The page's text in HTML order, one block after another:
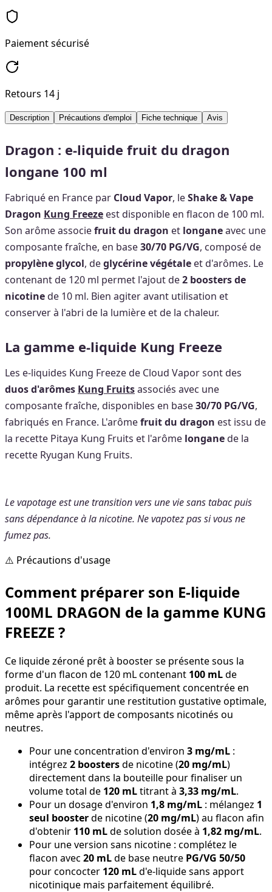
Paiement sécurisé
Retours 14 j
Description Précautions d'emploi Fiche technique Avis
Dragon : e-liquide fruit du dragon
longane 100 ml
Fabriqué en France par Cloud Vapor, leShake & Vape
Dragon Kung Freeze est disponible en flacon de 100 ml.
Son arôme associefruit du dragon et longaneavec une
composante fraîche, en base30/70 PG/VG, composé de
propylène glycol, deglycérine végétale et d'arômes. Le
contenant de 120 ml permet l'ajout de2 boosters de
nicotinede 10 ml. Bien agiter avant utilisation et
conserver à l'abri de la lumière et de la chaleur.
La gamme e-liquide Kung Freeze
Les e-liquides Kung Freeze de Cloud Vapor sont des
duos d'arômes Kung Fruitsassociés avec une
composante fraîche, disponibles en base30/70 PG/VG,
fabriqués en France. L'arômefruit du dragon est issu de
la recette Pitaya Kung Fruits et l'arôme longanede la
recette Ryugan Kung Fruits.
Le vapotage est une transition vers une vie sans tabac puis
sans dépendance à la nicotine. Ne vapotez pas si vous ne
fumez pas.
⚠️ Précautions d'usage
Comment préparer son E-liquide
100ML DRAGON de la gamme KUNG
FREEZE ?
Ce liquide zéroné prêt à booster se présente sous la
forme d'un flacon de 120 mL contenant 100 mLde
produit. La recette est spécifiquement concentrée en
arômes pour garantir une restitution gustative optimale,
même après l'apport de composants nicotinés ou
neutres.
Pour une concentration d'environ 3 mg/mL :
intégrez 2 boostersde nicotine (20 mg/mL)
directement dans la bouteille pour finaliser un
volume total de 120 mLtitrant à 3,33 mg/mL.
Pour un dosage d'environ 1,8 mg/mL : mélangez 1
seul boosterde nicotine (20 mg/mL) au flacon afin
d'obtenir 110 mLde solution dosée à 1,82 mg/mL.
Pour une version sans nicotine : complétez le
flacon avec 20 mLde base neutre PG/VG 50/50
pour concocter 120 mLd'e-liquide sans apport
nicotinique mais parfaitement équilibré.